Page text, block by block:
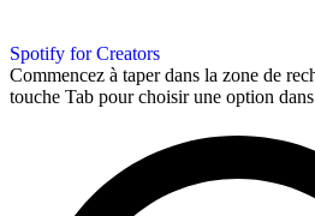
Spotify for Creators
Commencez à taper dans la zone de
touche Tab pour choisir une option